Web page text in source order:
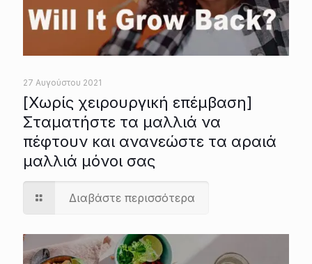
27 Αυγούστου 2021
[Χωρίς χειρουργική επέμβαση]
Σταματήστε τα μαλλιά να
πέφτουν και ανανεώστε τα αραιά
μαλλιά μόνοι σας
Διαβάστε περισσότερα